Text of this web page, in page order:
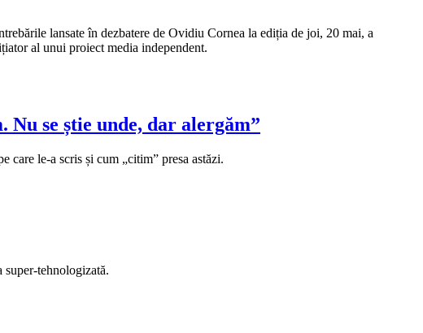
lansate în dezbatere de Ovidiu Cornea la ediția de joi, 20 mai, a
al unui proiect media independent.
se știe unde, dar alergăm”
le-a scris și cum „citim” presa astăzi.
tehnologizată.